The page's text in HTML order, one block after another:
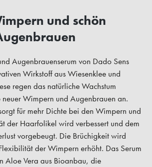
und schön
Augenbrauenserum von Dado Sens
Wirkstoff aus Wiesenklee und
regen das natürliche Wachstum
neuer Wimpern und Augenbrauen an.
für mehr Dichte bei den Wimpern und
der Haarfolikel wird verbessert und dem
vorgebeugt. Die Brüchigkeit wird
der Wimpern erhöht. Das Serum
Aloe Vera aus Bioanbau, die